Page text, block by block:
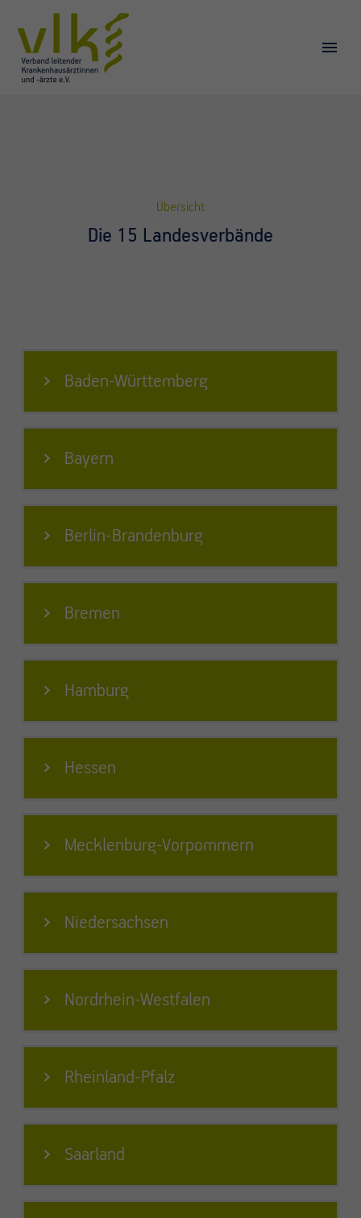
Übersicht
Die 15 Landesverbände
Baden-Württemberg
Bayern
Berlin-Brandenburg
Bremen
Hamburg
Hessen
Mecklenburg-Vorpommern
Niedersachsen
Nordrhein-Westfalen
Rheinland-Pfalz
Saarland